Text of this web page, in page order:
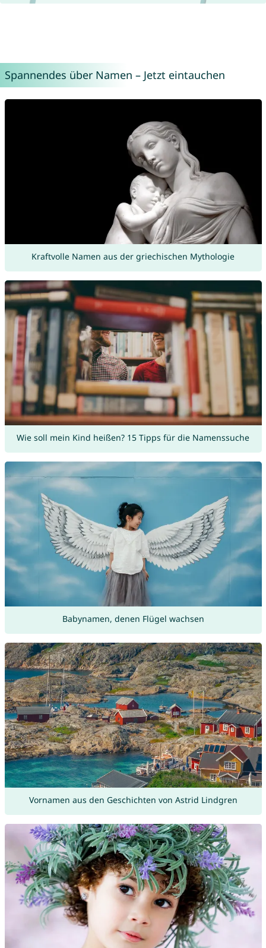
Spannendes über Namen – Jetzt eintauchen
Kraftvolle Namen aus der griechischen Mythologie
Wie soll mein Kind heißen? 15 Tipps für die Namenssuche
Babynamen, denen Flügel wachsen
Vornamen aus den Geschichten von Astrid Lindgren